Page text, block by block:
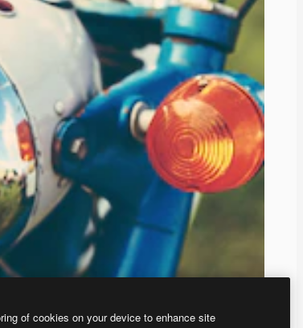
of cookies on your device to enhance site